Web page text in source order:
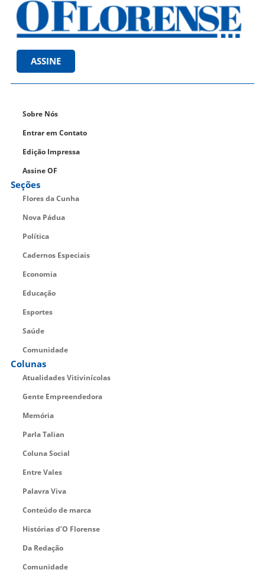
ASSINE
Sobre Nós
Entrar em Contato
Edição Impressa
Assine OF
Seções
Flores da Cunha
Nova Pádua
Política
Cadernos Especiais
Economia
Educação
Esportes
Saúde
Comunidade
Colunas
Atualidades Vitivinícolas
Gente Empreendedora
Memória
Parla Talian
Coluna Social
Entre Vales
Palavra Viva
Conteúdo de marca
Histórias d’O Florense
Da Redação
Comunidade